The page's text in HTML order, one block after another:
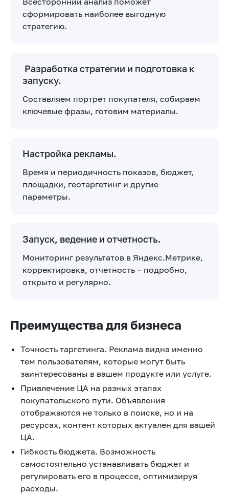
сформировать наиболее выгодную
стратегию.
Разработка стратегии и подготовка к
запуску.
Составляем портрет покупателя, собираем
ключевые фразы, готовим материалы.
Настройка рекламы.
Время и периодичность показов, бюджет,
площадки, геотаргетинг и другие
параметры.
Запуск, ведение и отчетность.
Мониторинг результатов в Яндекс.Метрике,
корректировка, отчетность ‒ подробно,
открыто и регулярно.
Преимущества для бизнеса
Точность таргетинга. Реклама видна именно
тем пользователям, которые могут быть
заинтересованы в вашем продукте или услуге.
Привлечение ЦА на разных этапах
покупательского пути. Объявления
отображаются не только в поиске, но и на
ресурсах, контент которых актуален для вашей
ЦА.
Гибкость бюджета. Возможность
самостоятельно устанавливать бюджет и
регулировать его в процессе, оптимизируя
расходы.